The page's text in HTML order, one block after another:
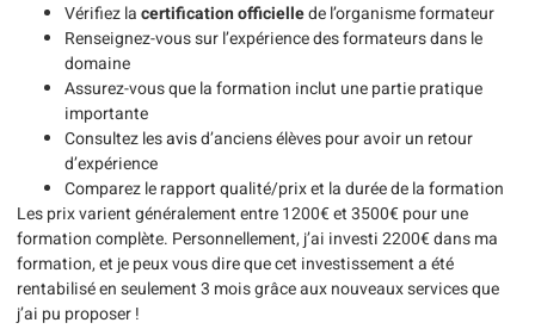
Vérifiez lacertification officiellede l’organisme formateur
Renseignez-vous sur l’expérience des formateurs dans le
domaine
Assurez-vous que la formation inclut une partie pratique
importante
Consultez lesavisd’anciens élèves pour avoir un retour
d’expérience
Comparez le rapport qualité/prix et la durée de la formation
Les prix varient généralement entre 1200€ et 3500€ pour une
formation complète. Personnellement, j’ai investi 2200€ dans ma
formation, et je peux vous dire que cet investissement a été
rentabilisé en seulement 3 mois grâce aux nouveaux services que
j’ai pu proposer !